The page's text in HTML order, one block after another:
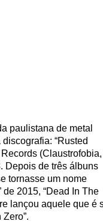
paulistana de metal
“Rusted
(Claustrofobia,
Depois de três álbuns
tornasse um nome
2015, “Dead In The
lançou aquele que é